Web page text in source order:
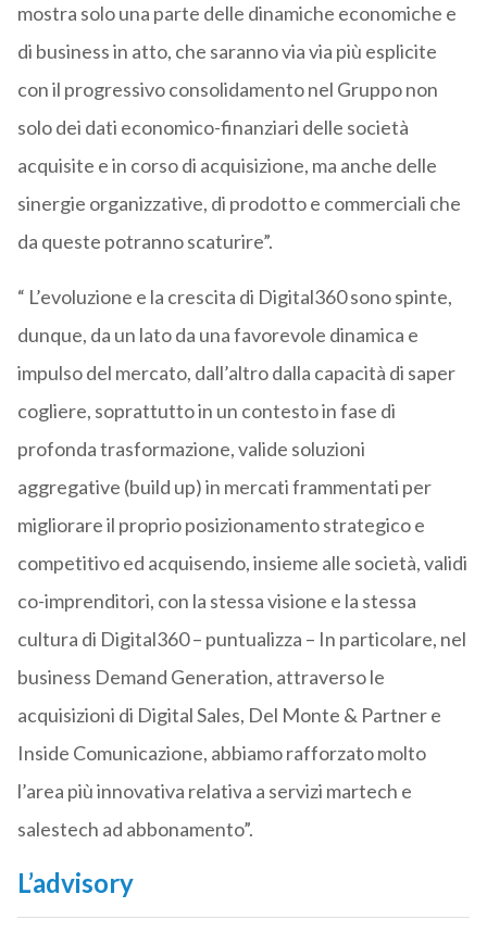
mostra solo una parte delle dinamiche economiche e
di business in atto, che saranno via via più esplicite
con il progressivo consolidamento nel Gruppo non
solo dei dati economico-finanziari delle società
acquisite e in corso di acquisizione, ma anche delle
sinergie organizzative, di prodotto e commerciali che
da queste potranno scaturire”.
“ L’evoluzione e la crescita di Digital360 sono spinte,
dunque, da un lato da una favorevole dinamica e
impulso del mercato, dall’altro dalla capacità di saper
cogliere, soprattutto in un contesto in fase di
profonda trasformazione, valide soluzioni
aggregative (build up) in mercati frammentati per
migliorare il proprio posizionamento strategico e
competitivo ed acquisendo, insieme alle società, validi
co-imprenditori, con la stessa visione e la stessa
cultura di Digital360 – puntualizza – In particolare, nel
business Demand Generation, attraverso le
acquisizioni di Digital Sales, Del Monte & Partner e
Inside Comunicazione, abbiamo rafforzato molto
l’area più innovativa relativa a servizi martech e
salestech ad abbonamento”.
L’advisory